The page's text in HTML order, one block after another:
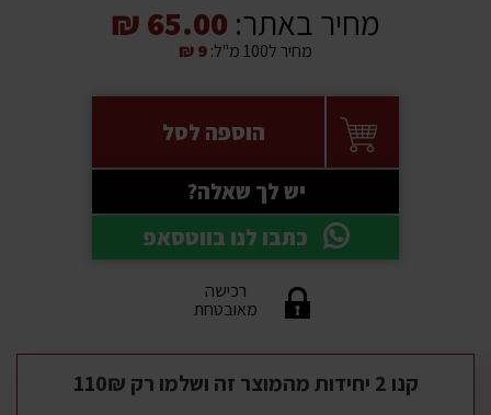
מחיר באתר: 65.00 ₪
מחיר ל100 מ"ל:
הוספה לסל
יש לך שאלה?
כתבו לנו בווטסאפ
רכישה
מאובטחת
קנו 2 יחידות מהמוצר זה ושלמו רק 110₪